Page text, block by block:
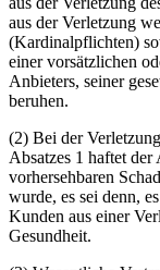
aus der Verletzung
(Kardinalpflichten)
einer vorsätzlichen
Anbieters, seiner
beruhen.
(2) Bei der
Absatzes 1 haftet
vorhersehbaren
wurde, es sei denn,
Kunden aus einer
Gesundheit.